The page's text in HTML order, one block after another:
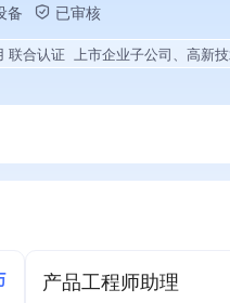
备
已审核
联合认证 上市企业子公司、高新技术企业、央企供应商、上市企业供应商、战略性新兴领域创新能力、A级纳税人、知名品牌供应商
产品工程师助理